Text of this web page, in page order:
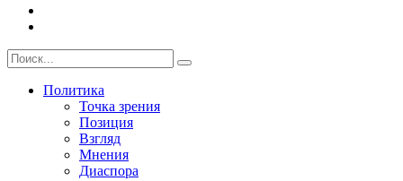
Политика
Точка зрения
Позиция
Взгляд
Мнения
Диаспора